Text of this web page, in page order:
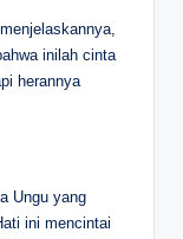
inilah cinta
herannya
Ungu yang
ini mencintai